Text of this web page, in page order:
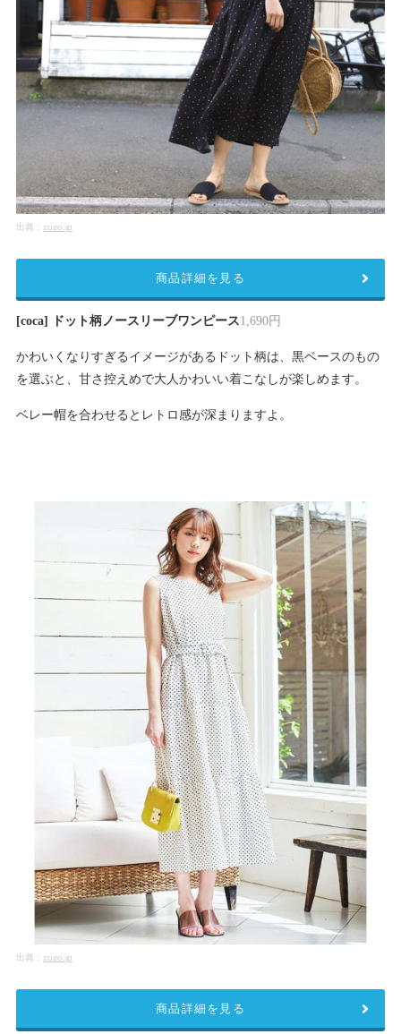
出典： zozo.jp
[coca] ドット柄ノースリーブワンピース1,690円
かわいくなりすぎるイメージがあるドット柄は、黒ベースのもの
を選ぶと、甘さ控えめで大人かわいい着こなしが楽しめます。
ベレー帽を合わせるとレトロ感が深まりますよ。
商品詳細を見る
出典： zozo.jp
商品詳細を見る